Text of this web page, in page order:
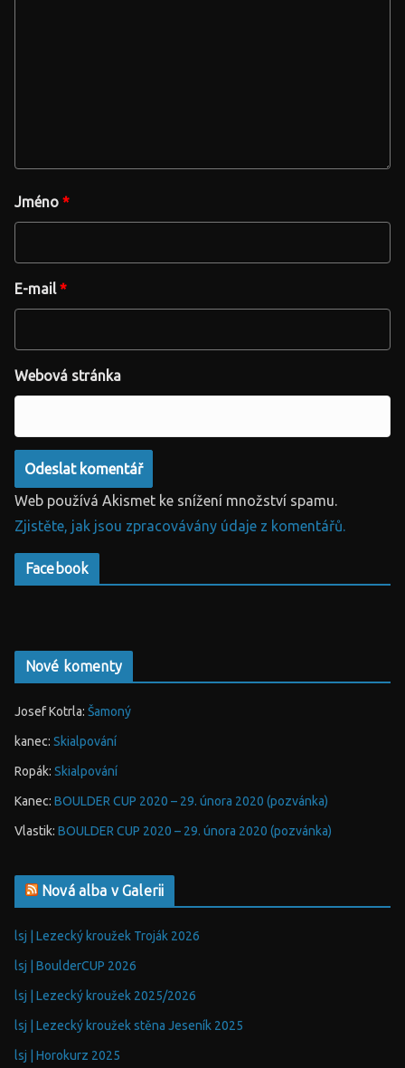
Jméno *
E-mail*
Webová stránka
Web používá Akismet ke snížení množství spamu.
Zjistěte, jak jsou zpracovávány údaje z komentářů.
Facebook
Nové komenty
Josef Kotrla: Šamoný
kanec: Skialpování
Ropák: Skialpování
Kanec: BOULDER CUP 2020 – 29. února 2020 (pozvánka)
Vlastik: BOULDER CUP 2020 – 29. února 2020 (pozvánka)
Nová alba v Galerii
lsj | Lezecký kroužek Troják 2026
lsj | BoulderCUP 2026
lsj | Lezecký kroužek 2025/2026
lsj | Lezecký kroužek stěna Jeseník 2025
lsj | Horokurz 2025